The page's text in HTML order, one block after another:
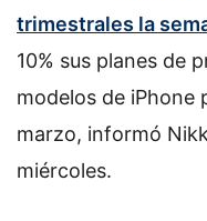
trimestrales la
10% sus planes de
modelos de iPhone
marzo, informó
miércoles.